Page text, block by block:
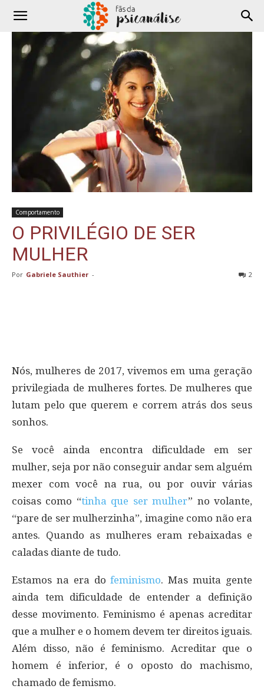
Comportamento
O PRIVILÉGIO DE SER
MULHER
Por Gabriele Sauthier - 2
Nós, mulheres de 2017, vivemos em uma geração
privilegiada de mulheres fortes. De mulheres que
lutam pelo que querem e correm atrás dos seus
sonhos.
Se você ainda encontra dificuldade em ser
mulher, seja por não conseguir andar sem alguém
mexer com você na rua, ou por ouvir várias
coisas como “tinha que ser mulher” no volante,
“pare de ser mulherzinha”, imagine como não era
antes. Quando as mulheres eram rebaixadas e
caladas diante de tudo.
Estamos na era dofeminismo. Mas muita gente
ainda tem dificuldade de entender a definição
desse movimento. Feminismo é apenas acreditar
que a mulher e o homem devem ter direitos iguais.
Além disso, não é feminismo. Acreditar que o
homem é inferior, é o oposto do machismo,
chamado de femismo.